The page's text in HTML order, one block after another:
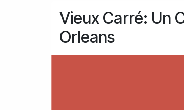
Vieux Carré: Un
Orleans